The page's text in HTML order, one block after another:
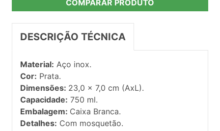
COMPARAR PRODUTO
DESCRIÇÃO TÉCNICA
Material: Aço inox.
Cor: Prata.
Dimensões: 23,0 x 7,0 cm (AxL).
Capacidade: 750 ml.
Embalagem: Caixa Branca.
Detalhes: Com mosquetão.